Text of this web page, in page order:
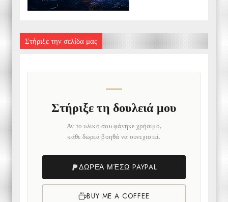
Στήριξε την σελίδα μας
Στήριξε τη δουλειά μου
Αν το υλικό σου φάνηκε χρήσιμο,
κάθε δωρεά βοηθά να συνεχιστεί.
ΔΩΡΕΆ ΜΈΣΩ PAYPAL
BUY ME A COFFEE